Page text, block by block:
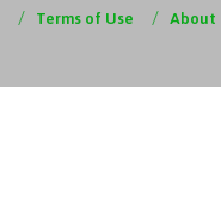
Terms of Use About